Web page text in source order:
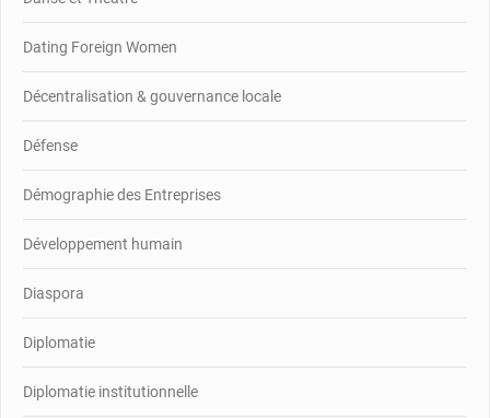
Dating Foreign Women
Décentralisation & gouvernance locale
Défense
Démographie des Entreprises
Développement humain
Diaspora
Diplomatie
Diplomatie institutionnelle